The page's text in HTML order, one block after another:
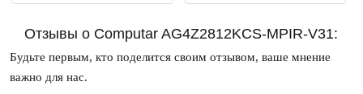
Отзывы о Computar AG4Z2812KCS-MPIR-V31:
Будьте первым, кто поделится своим отзывом, ваше мнение
важно для нас.